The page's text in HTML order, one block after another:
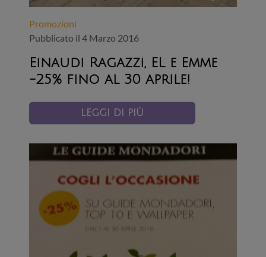
Promozioni
Pubblicato il 4 Marzo 2016
Einaudi Ragazzi, EL e Emme
-25% fino al 30 aprile!
LEGGI DI PIÙ